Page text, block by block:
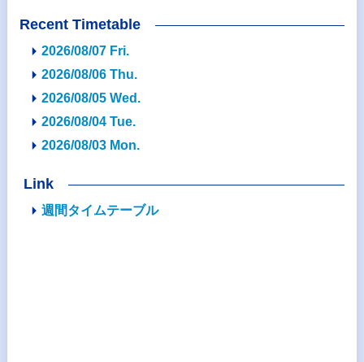
Recent Timetable
2026/08/07 Fri.
2026/08/06 Thu.
2026/08/05 Wed.
2026/08/04 Tue.
2026/08/03 Mon.
Link
週間タイムテーブル